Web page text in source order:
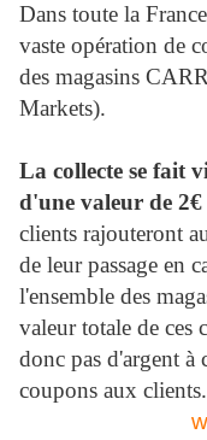
Dans toute la
vaste opération de
des magasins
Markets).
La collecte se fait
d'une valeur de 2€
clients rajouteront
de leur passage en
l'ensemble des
valeur totale de ces
donc pas d'argent à
coupons aux clients.